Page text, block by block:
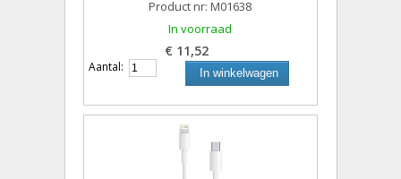
Product nr: M01638
In voorraad
€ 11,52
Aantal: In winkelwagen